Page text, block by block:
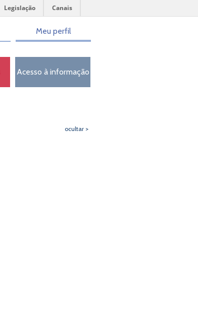
Legislação Canais
Meu perfil
Acesso à informação
ocultar >